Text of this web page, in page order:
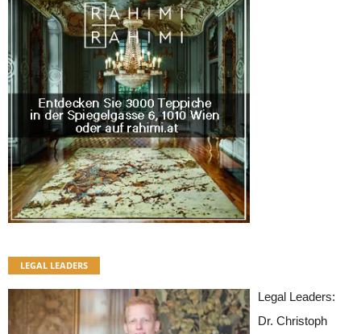
LEGAL LEADERS
Legal Leaders:
Dr. Christoph